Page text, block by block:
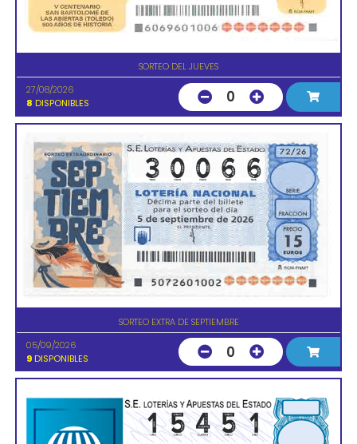
SORTEO DEL JUEVES
27/08/2026
8 DISPONIBLES 0
SORTEO EXTRA DE SEPTIEMBRE
05/09/2026
9 DISPONIBLES 0